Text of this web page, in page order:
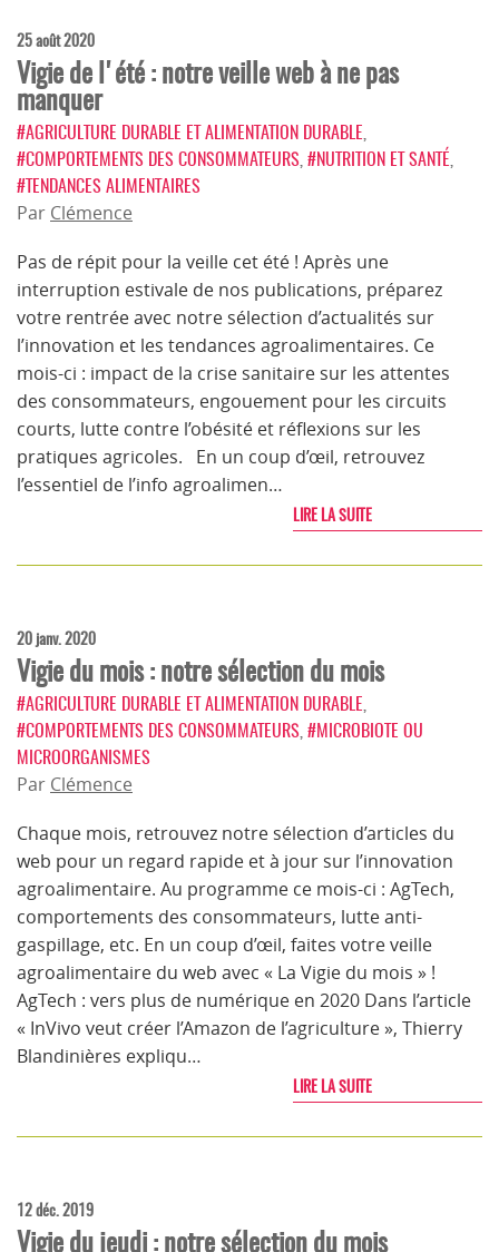
25 août 2020
Vigie de l'été : notre veille web à ne pas
manquer
#AGRICULTURE DURABLE ET ALIMENTATION DURABLE
#COMPORTEMENTS DES CONSOMMATEURS #NUTRITION ET SANTÉ
#TENDANCES ALIMENTAIRES
Par Clémence
Pas de répit pour la veille cet été ! Après une
interruption estivale de nos publications, préparez
votre rentrée avec notre sélection d’actualités sur
l’innovation et les tendances agroalimentaires. Ce
mois-ci : impact de la crise sanitaire sur les attentes
des consommateurs, engouement pour les circuits
courts, lutte contre l’obésité et réflexions sur les
pratiques agricoles. En un coup d’œil, retrouvez
l’essentiel de l’info agroalimen…
LIRE LA SUITE
20 janv. 2020
Vigie du mois : notre sélection du mois
#AGRICULTURE DURABLE ET ALIMENTATION DURABLE
#COMPORTEMENTS DES CONSOMMATEURS #MICROBIOTE OU
MICROORGANISMES
Par Clémence
Chaque mois, retrouvez notre sélection d’articles du
web pour un regard rapide et à jour sur l’innovation
agroalimentaire. Au programme ce mois-ci : AgTech,
comportements des consommateurs, lutte anti-
gaspillage, etc. En un coup d’œil, faites votre veille
agroalimentaire du web avec « La Vigie du mois » !
AgTech : vers plus de numérique en 2020 Dans l’article
« InVivo veut créer l’Amazon de l’agriculture », Thierry
Blandinières expliqu…
LIRE LA SUITE
12 déc. 2019
Vigie du jeudi : notre sélection du mois